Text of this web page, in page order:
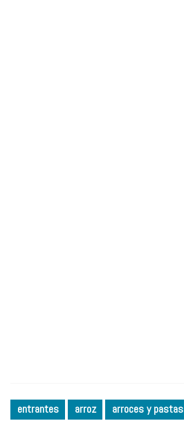
entrantes arroz arroces y pastas